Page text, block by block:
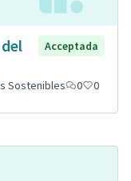
Acceptada
Sostenibles 0 0